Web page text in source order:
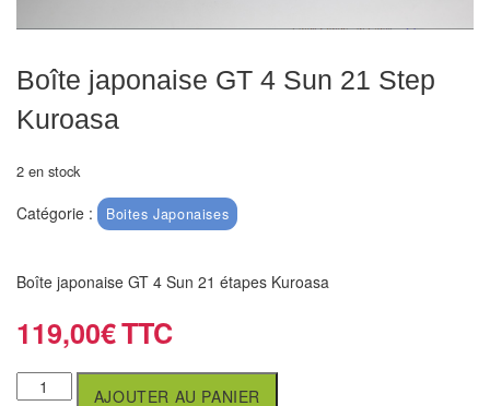
Echiquiers
clubs
Pièces
Ecoles
muraux/Plein
air
Boîte japonaise GT 4 Sun 21 Step
Kuroasa
2 en stock
Catégorie : Boites Japonaises
Boîte japonaise GT 4 Sun 21 étapes Kuroasa
119,00€
AJOUTER AU PANIER